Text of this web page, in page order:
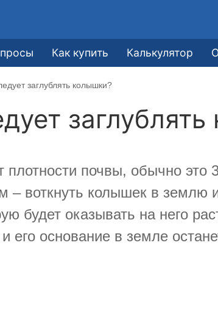
Как купить Калькулятор
заглублять колышки?
плотности почвы, обычно это
воткнуть колышек в землю и
будет оказывать на него
его основание в земле